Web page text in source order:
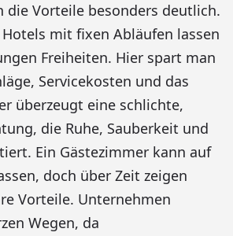
die Vorteile besonders deutlich.
mit fixen Abläufen lassen
Freiheiten. Hier spart man
Servicekosten und das
überzeugt eine schlichte,
die Ruhe, Sauberkeit und
Ein Gästezimmer kann auf
doch über Zeit zeigen
Vorteile. Unternehmen
Wegen, da